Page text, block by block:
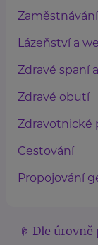
Lázeňství a
Zdravé spaní
Zdravé obutí
Zdravotnické
Cestování
Propojování
Dle